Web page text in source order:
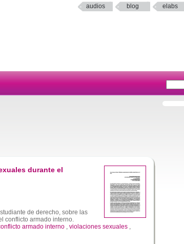
audios blog elabs
durante el
de derecho, sobre las
conflicto armado interno.
armado interno , violaciones sexuales ,